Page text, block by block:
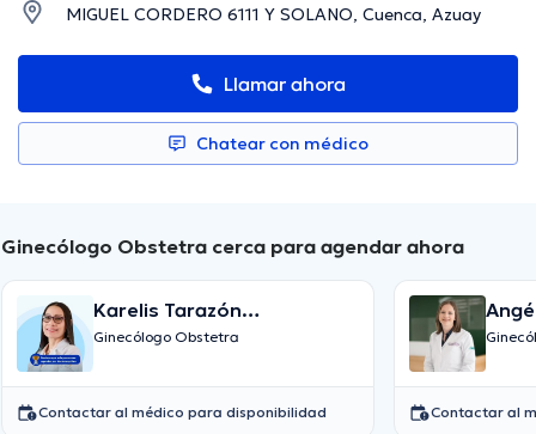
MIGUEL CORDERO 6111 Y SOLANO, Cuenca, Azuay
Llamar ahora
Chatear con médico
Ginecólogo Obstetra cerca para agendar ahora
Karelis Tarazón
Montenegro
Ginecólogo Obstetra
Contactar al médico para disponibilidad Contactar al